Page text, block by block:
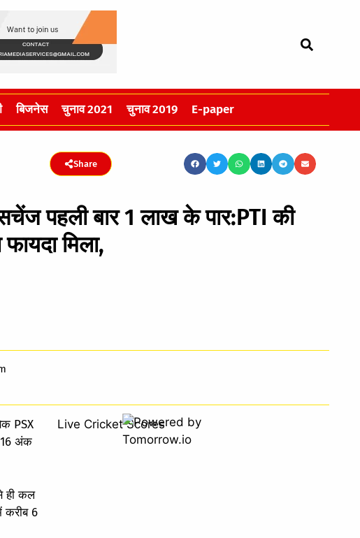
बिजनेस चुनाव 2021 चुनाव 2019 E-paper
Share
पहली बार 1 लाख के पार:PTI की
मिला,
PSX
अंक
ही कल
करीब 6
Live Cricket Scores